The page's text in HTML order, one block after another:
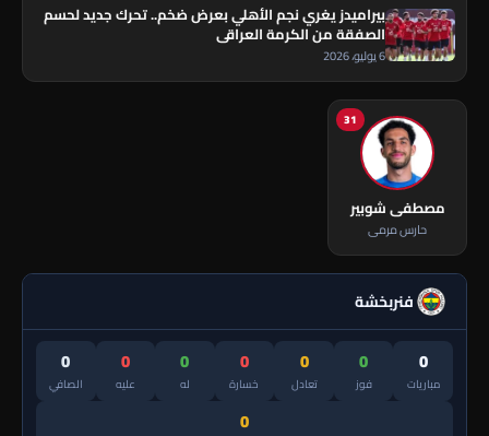
بيراميدز يغري نجم الأهلي بعرض ضخم.. تحرك جديد لحسم
الصفقة من الكرمة العراقي
6 يوليو، 2026
31
مصطفى شوبير
حارس مرمى
فنربخشة
0
مباريات
0
فوز
0
تعادل
0
خسارة
0
له
0
عليه
0
الصافي
0